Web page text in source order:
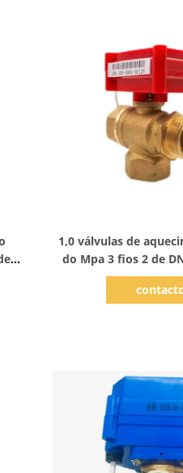
1,0 válvulas de
do Mpa 3 fios 2 de
controle do